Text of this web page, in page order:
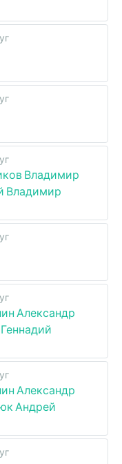
Владимир
Владимир
Александр
Александр
Андрей